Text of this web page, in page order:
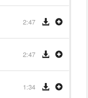
2:47
2:47
1:34